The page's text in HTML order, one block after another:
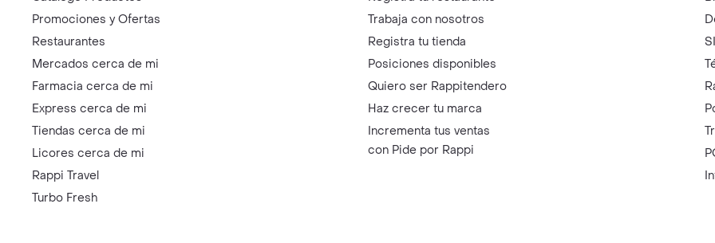
Promociones y Ofertas
Restaurantes
Mercados cerca de mi
Farmacia cerca de mi
Express cerca de mi
Tiendas cerca de mi
Licores cerca de mi
Rappi Travel
Turbo Fresh
Trabaja con nosotros
Registra tu tienda
Posiciones disponibles
Quiero ser Rappitendero
Haz crecer tu marca
Incrementa tus ventas
con Pide por Rappi